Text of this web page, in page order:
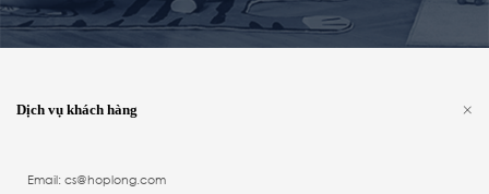
Dịch vụ khách hàng
Email: cs@hoplong.com